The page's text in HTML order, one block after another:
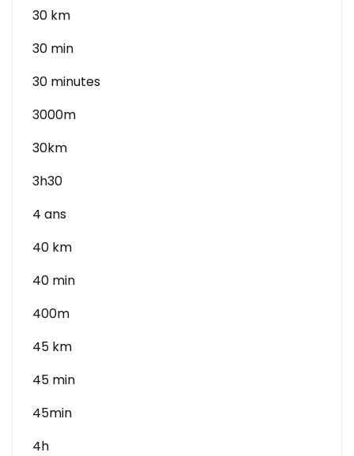
30 km
30 min
30 minutes
3000m
30km
3h30
4 ans
40 km
40 min
400m
45 km
45 min
45min
4h